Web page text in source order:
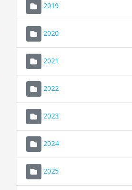
2019
2020
2021
2022
2023
2024
2025